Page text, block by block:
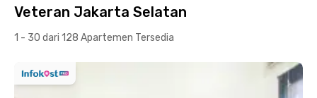
Veteran Jakarta Selatan
1 - 30 dari 128 Apartemen Tersedia